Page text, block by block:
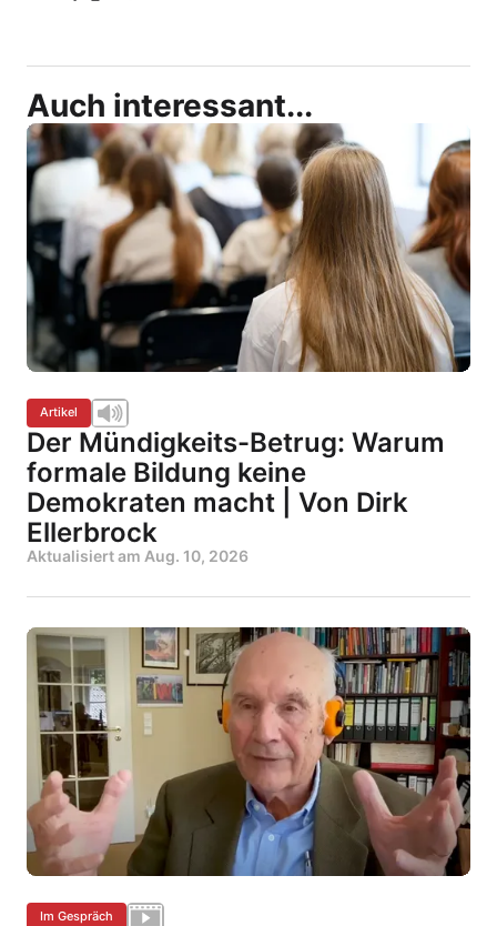
Auch interessant...
Artikel
Der Mündigkeits-Betrug: Warum
formale Bildung keine
Demokraten macht | Von Dirk
Ellerbrock
Aktualisiert am Aug. 10, 2026
Im Gespräch